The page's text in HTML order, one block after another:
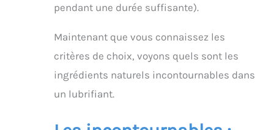
pendant une durée suffisante).
Maintenant que vous connaissez les
critères de choix, voyons quels sont les
ingrédients naturels incontournables dans
un lubrifiant.